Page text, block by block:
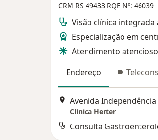
CRM RS 49433 RQE Nº: 46039
Visão clínica integrada
Especialização em
Atendimento
Endereço
Clínica Herter
Consulta